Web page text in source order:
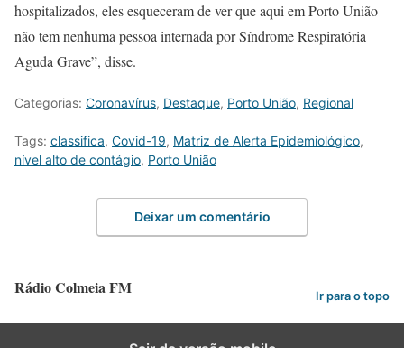
hospitalizados, eles esqueceram de ver que aqui em Porto União
não tem nenhuma pessoa internada por Síndrome Respiratória
Aguda Grave”, disse.
Categorias: Coronavírus, Destaque, Porto União, Regional
Tags: classifica, Covid-19, Matriz de Alerta Epidemiológico,
nível alto de contágio, Porto União
Deixar um comentário
Rádio Colmeia FM Ir para o topo